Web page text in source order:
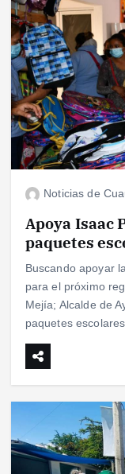
Noticias de
Apoya Isaac
paquetes
Buscando apoyar
para el próximo
Mejía; Alcalde de
paquetes